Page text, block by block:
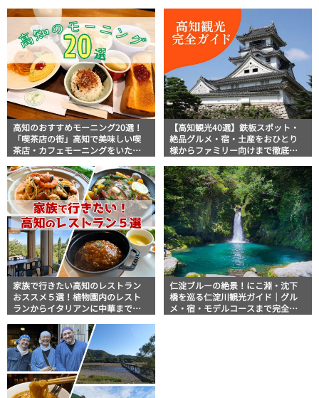
高知のおすすめモーニング20選！
「喫茶店の街」高知で美味しい喫
茶店・カフェモーニングをいただ
【高知観光40選】鉄板スポット・
絶品グルメ・宿・土産をおひとり
様からファミリー向けまで徹底解
家族で行きたい高知のレストラン
おススメ５選！植物園内のレスト
ランからイタリアンに中華まで楽
仁淀ブルーの絶景！にこ淵・沈下
橋を巡る仁淀川観光ガイド｜グル
メ・宿・モデルコースまで完全網